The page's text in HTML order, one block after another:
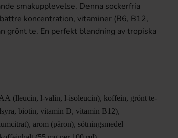
smakupplevelse. Denna sockerfria
koncentration, vitaminer (B6, B12,
grönt te. En perfekt blandning av tropiska
(lleucin, l-valin, l-isoleucin), koffein, grönt te-
biotin, vitamin D, vitamin B12),
arom (päron), sötningsmedel